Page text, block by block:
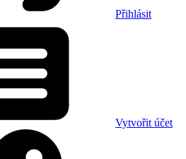
Přihlásit
Vytvořit účet